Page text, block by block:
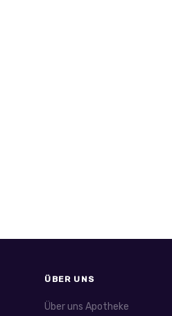
ÜBER UNS
Über uns Apotheke